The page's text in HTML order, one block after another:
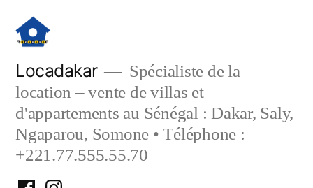
contenu
Locadakar
Spécialiste de la
location – vente de villas et
d'appartements au Sénégal : Dakar, Saly,
Ngaparou, Somone • Téléphone :
+221.77.555.55.70